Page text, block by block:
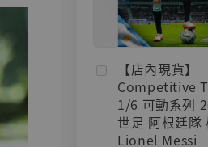
【店內現貨】
Competitive
1/6 可動系列
世足 阿根廷隊
Lionel Messi